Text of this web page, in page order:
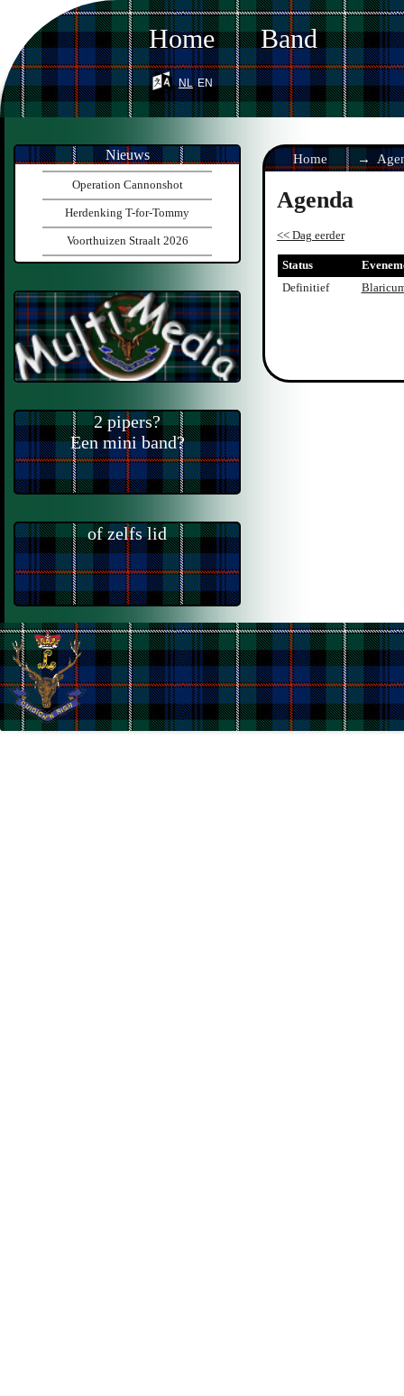
Home Band
nl en
Home
Agenda
<< Dag eerder
Status
Definitief
Nieuws
Operation Cannonshot
Herdenking T-for-Tommy
Voorthuizen Straalt 2026
2 pipers?
Een mini band?
of zelfs lid